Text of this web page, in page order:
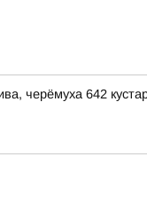
черёмуха 642